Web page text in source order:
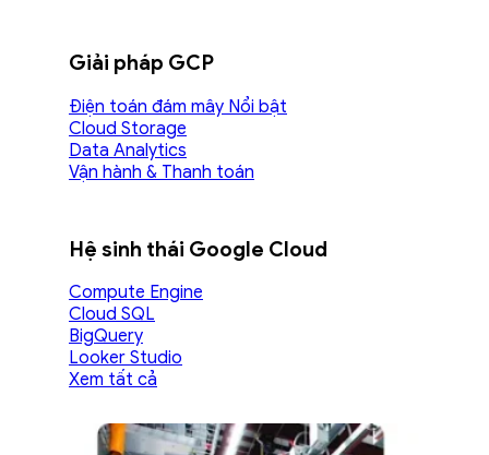
Giải pháp GCP
Điện toán đám mây
Cloud Storage
Data Analytics
Vận hành & Thanh toán
Hệ sinh thái Google Cloud
Compute Engine
Cloud SQL
BigQuery
Looker Studio
Xem tất cả